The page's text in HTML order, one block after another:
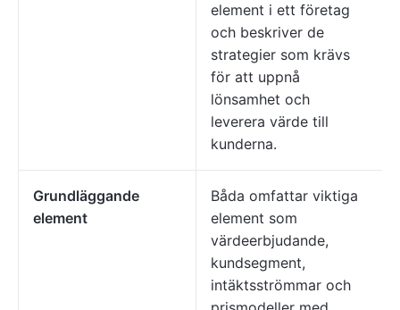
element i ett företag
och beskriver de
strategier som krävs
för att uppnå
lönsamhet och
leverera värde till
kunderna.
Grundläggande
element
Båda omfattar viktiga
element som
värdeerbjudande,
kundsegment,
intäktsströmmar och